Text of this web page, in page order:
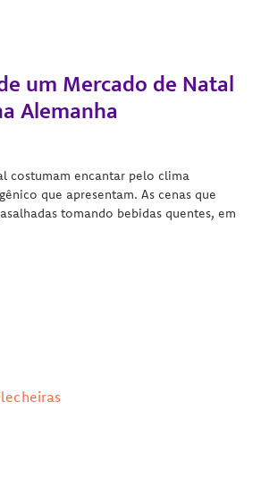
um Mercado de Natal
Alemanha
costumam encantar pelo clima
que apresentam. As cenas que
tomando bebidas quentes, em